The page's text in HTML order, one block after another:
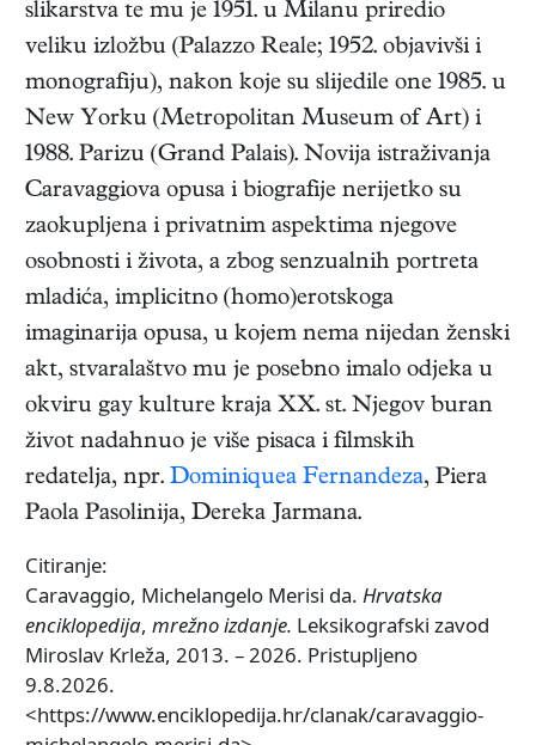
slikarstva te mu je 1951. u Milanu priredio
veliku izložbu (Palazzo Reale; 1952. objavivši i
monografiju), nakon koje su slijedile one 1985. u
New Yorku (Metropolitan Museum of Art) i
1988. Parizu (Grand Palais). Novija istraživanja
Caravaggiova opusa i biografije nerijetko su
zaokupljena i privatnim aspektima njegove
osobnosti i života, a zbog senzualnih portreta
mladića, implicitno (homo)erotskoga
imaginarija opusa, u kojem nema nijedan ženski
akt, stvaralaštvo mu je posebno imalo odjeka u
okviru gay kulture kraja XX. st. Njegov buran
život nadahnuo je više pisaca i filmskih
redatelja, npr. Dominiquea Fernandeza, Piera
Paola Pasolinija, Dereka Jarmana.
Citiranje:
Caravaggio, Michelangelo Merisi da. Hrvatska
enciklopedija, mrežno izdanje. Leksikografski zavod
Miroslav Krleža, 2013. – 2026. Pristupljeno
9.8.2026.
<https://www.enciklopedija.hr/clanak/caravaggio-